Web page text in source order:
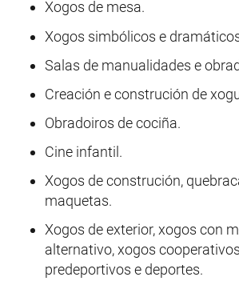
Xogos de mesa.
Xogos simbólicos e
Salas de manualidades e
Creación e construción de
Obradoiros de cociña.
Cine infantil.
Xogos de construción,
maquetas.
Xogos de exterior, xogos con
alternativo, xogos
predeportivos e deportes.